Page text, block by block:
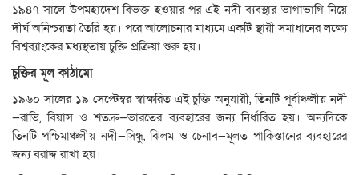
১৯৪৭ সালে উপমহাদেশ বিভক্ত হওয়ার পর এই নদী ব্যবস্থার ভাগাভাগি নিয়ে
দীর্ঘ অনিশ্চয়তা তৈরি হয়। পরে আলোচনার মাধ্যমে একটি স্থায়ী সমাধানের লক্ষ্যে
বিশ্বব্যাংকের মধ্যস্থতায় চুক্তি প্রক্রিয়া শুরু হয়।
চুক্তির মূল কাঠামো
১৯৬০ সালের ১৯ সেপ্টেম্বর স্বাক্ষরিত এই চুক্তি অনুযায়ী, তিনটি পূর্বাঞ্চলীয় নদী
—রাভি, বিয়াস ও শতদ্রু—ভারতের ব্যবহারের জন্য নির্ধারিত হয়। অন্যদিকে
তিনটি পশ্চিমাঞ্চলীয় নদী—সিন্ধু, ঝিলম ও চেনাব—মূলত পাকিস্তানের ব্যবহারের
জন্য বরাদ্দ রাখা হয়।